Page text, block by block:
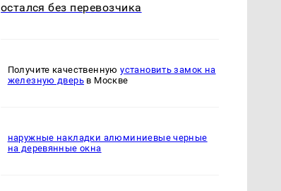
остался без перевозчика
Получите качественнуюустановить замок на
железную дверь в Москве
наружные накладки алюминиевые черные
на деревянные окна